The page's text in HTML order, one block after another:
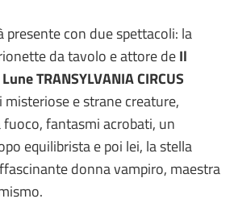
presente con due spettacoli: la
da tavolo e attore deIl
TRANSYLVANIA CIRCUS
misteriose e strane creature,
fantasmi acrobati, un
equilibrista e poi lei, la stella
donna vampiro, maestra